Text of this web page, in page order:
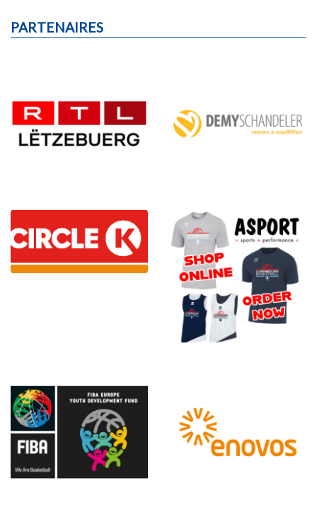
PARTENAIRES